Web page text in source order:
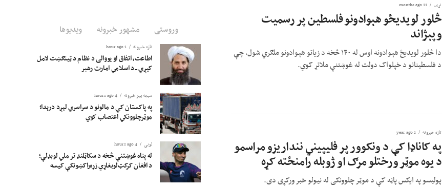
نړۍ 11 months ago
څلور لویدیځو هېوادونو فلسطین پر رسمیت
وپېژاند
دا څلور لویدیځ هېوادونه اوس له ۱۴۰ څخه د زیاتو هېوادونو ملګري شول، چې
د فلسطینانو د خپلواک دولت له غوښتنې ملاتړ کوي.
تازه خبرونه 1 year ago
په کاناډا کې د ونکوور پر فلیپیني ننداریزو مراسمو
د یوه موټر ورختلو مرګ او ژوبله رامنځته کړه
پولیسو په ایکس پاڼه کې د موټر چلوونکی له نیولو خبر ورکړی دی.
وروستی مشهور خبرونه ویدیوها
تازه خبرونه 1 hour ago
اطاعت، اتفاق او یووالی د نظام د ټینګښت لامل
کیږي ــ د اسلامي امارت رهبر
سیمه ییز خبرونه 4 hours ago
په پاکستان کې د مالونو د سراسري لېږد درېدا؛
موټرچلوونکي اعتصاب کوي
لوبی 4 hours ago
له پناه غوښتنې څخه د سکاټلنډ تر ملي لوبډلې؛
د افغان کرکټ‌لوبغاړي زړه‌راکښونکې کیسه